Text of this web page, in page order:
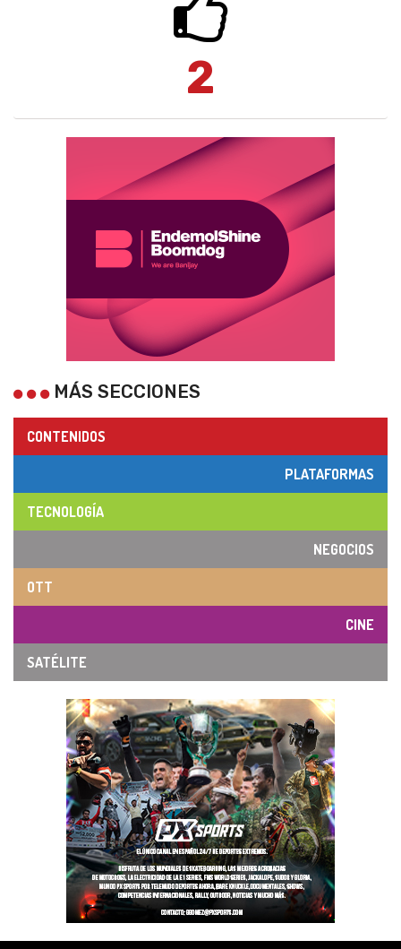
2
MÁS SECCIONES
CONTENIDOS
PLATAFORMAS
TECNOLOGÍA
NEGOCIOS
OTT
CINE
SATÉLITE